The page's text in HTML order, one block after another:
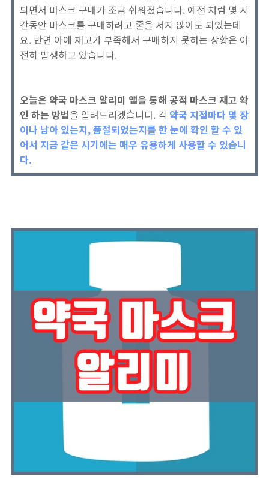
되면서 마스크 구매가 조금 쉬워졌습니다. 예전 처럼 몇 시
간동안 마스크를 구매하려고 줄을 서지 않아도 되었는데
요. 반면 아예 재고가 부족해서 구매하지 못하는 상황은 여
전히 발생하고 있습니다.
오늘은 약국 마스크 알리미 앱을 통해 공적 마스크 재고 확
인 하는 방법을 알려드리겠습니다. 각 약국 지점마다 몇 장
이나 남아 있는지, 품절되었는지를 한 눈에 확인 할 수 있
어서 지금 같은 시기에는 매우 유용하게 사용할 수 있습니
다.